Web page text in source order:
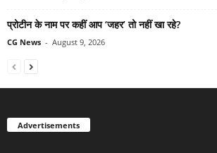
प्रोटीन के नाम पर कहीं आप ‘जहर’ तो नहीं खा रहे?
CG News - August 9, 2026
Advertisements